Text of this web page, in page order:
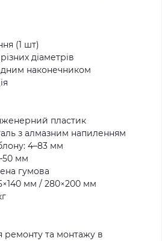
(1 шт)
діаметрів
наконечником
пластик
з алмазним напиленням
4–83 мм
мм
гумова
мм / 280×200 мм
ремонту та монтажу в